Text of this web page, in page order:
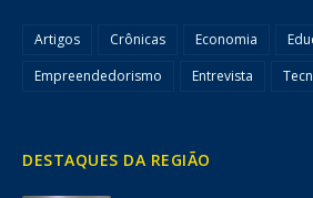
Artigos Crônicas Economia
Empreendedorismo
Entrevista
DESTAQUES DA REGIÃO